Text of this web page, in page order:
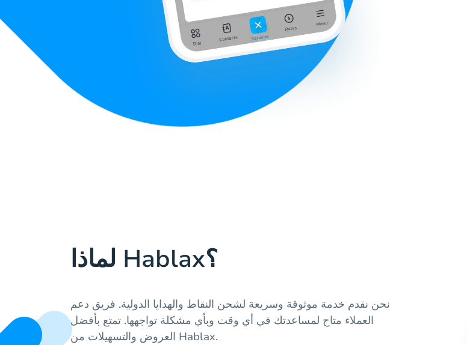
لماذا Hablax؟
نحن نقدم خدمة موثوقة وسريعة لشحن النقاط والهدايا الدولية. فريق دعم
العملاء متاح لمساعدتك في أي وقت وبأي مشكلة تواجهها. تمتع بأفضل
العروض والتسهيلات من Hablax.